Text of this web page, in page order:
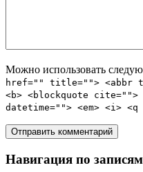
Можно использовать
href="" title=""> <abbr
<b> <blockquote cite="">
datetime=""> <em> <i>
Навигация по записям